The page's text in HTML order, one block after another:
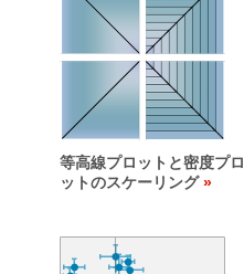
等高線プロットと密度プロ
ットのスケーリング